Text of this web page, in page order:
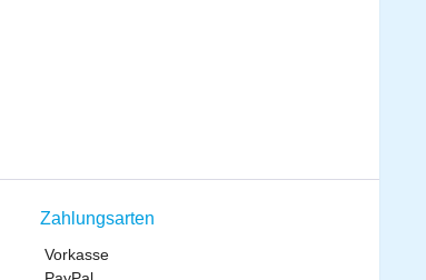
Zahlungsarten
Vorkasse